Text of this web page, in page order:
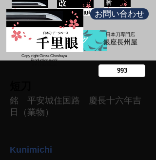
ブログ
お問い合わせ
日本刀専門店
​銀座長州屋
Copy right Ginza Choshuya
Production work
銘 平安城住国路 慶長十六年吉
日（業物）
Kunimichi